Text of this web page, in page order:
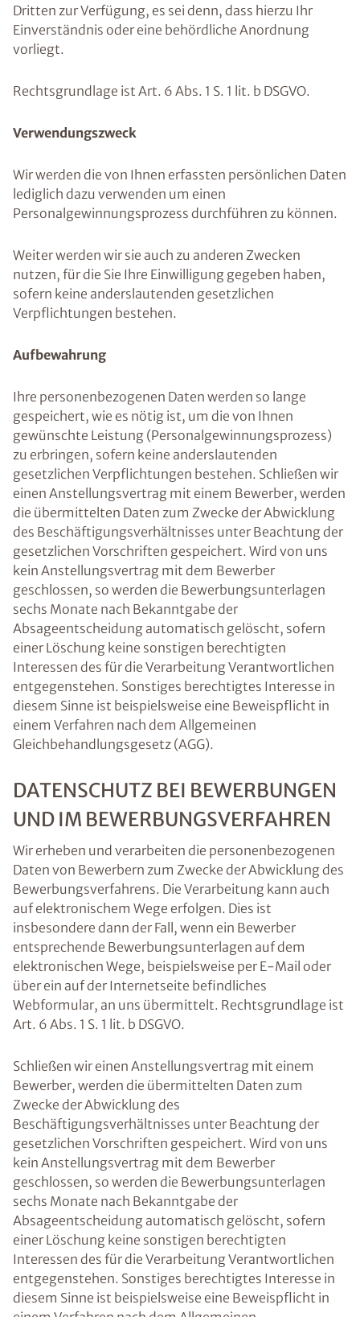
Dritten zur Verfügung, es sei denn, dass hierzu Ihr
Einverständnis oder eine behördliche Anordnung
vorliegt.
Rechtsgrundlage ist Art. 6 Abs. 1 S. 1 lit. b DSGVO.
Verwendungszweck
Wir werden die von Ihnen erfassten persönlichen Daten
lediglich dazu verwenden um einen
Personalgewinnungsprozess durchführen zu können.
Weiter werden wir sie auch zu anderen Zwecken
nutzen, für die Sie Ihre Einwilligung gegeben haben,
sofern keine anderslautenden gesetzlichen
Verpflichtungen bestehen.
Aufbewahrung
Ihre personenbezogenen Daten werden so lange
gespeichert, wie es nötig ist, um die von Ihnen
gewünschte Leistung (Personalgewinnungsprozess)
zu erbringen, sofern keine anderslautenden
gesetzlichen Verpflichtungen bestehen. Schließen wir
einen Anstellungsvertrag mit einem Bewerber, werden
die übermittelten Daten zum Zwecke der Abwicklung
des Beschäftigungsverhältnisses unter Beachtung der
gesetzlichen Vorschriften gespeichert. Wird von uns
kein Anstellungsvertrag mit dem Bewerber
geschlossen, so werden die Bewerbungsunterlagen
sechs Monate nach Bekanntgabe der
Absageentscheidung automatisch gelöscht, sofern
einer Löschung keine sonstigen berechtigten
Interessen des für die Verarbeitung Verantwortlichen
entgegenstehen. Sonstiges berechtigtes Interesse in
diesem Sinne ist beispielsweise eine Beweispflicht in
einem Verfahren nach dem Allgemeinen
Gleichbehandlungsgesetz (AGG).
DATENSCHUTZ BEI BEWERBUNGEN
UND IM BEWERBUNGSVERFAHREN
Wir erheben und verarbeiten die personenbezogenen
Daten von Bewerbern zum Zwecke der Abwicklung des
Bewerbungsverfahrens. Die Verarbeitung kann auch
auf elektronischem Wege erfolgen. Dies ist
insbesondere dann der Fall, wenn ein Bewerber
entsprechende Bewerbungsunterlagen auf dem
elektronischen Wege, beispielsweise per E-Mail oder
über ein auf der Internetseite befindliches
Webformular, an uns übermittelt. Rechtsgrundlage ist
Art. 6 Abs. 1 S. 1 lit. b DSGVO.
Schließen wir einen Anstellungsvertrag mit einem
Bewerber, werden die übermittelten Daten zum
Zwecke der Abwicklung des
Beschäftigungsverhältnisses unter Beachtung der
gesetzlichen Vorschriften gespeichert. Wird von uns
kein Anstellungsvertrag mit dem Bewerber
geschlossen, so werden die Bewerbungsunterlagen
sechs Monate nach Bekanntgabe der
Absageentscheidung automatisch gelöscht, sofern
einer Löschung keine sonstigen berechtigten
Interessen des für die Verarbeitung Verantwortlichen
entgegenstehen. Sonstiges berechtigtes Interesse in
diesem Sinne ist beispielsweise eine Beweispflicht in